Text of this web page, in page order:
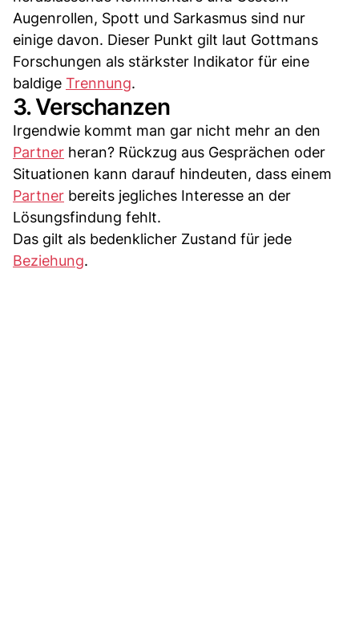
Augenrollen, Spott und Sarkasmus sind nur
einige davon. Dieser Punkt gilt laut Gottmans
Forschungen als stärkster Indikator für eine
baldige Trennung.
3. Verschanzen
Irgendwie kommt man gar nicht mehr an den
Partner heran? Rückzug aus Gesprächen oder
Situationen kann darauf hindeuten, dass einem
Partner bereits jegliches Interesse an der
Lösungsfindung fehlt.
Das gilt als bedenklicher Zustand für jede
Beziehung.